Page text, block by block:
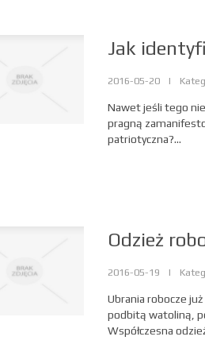
Jak
2016-05-20 |
Nawet jeśli tego
pragną
patriotyczna?...
Odzież
2016-05-19 |
Ubrania robocze
podbitą watoliną,
Współczesna